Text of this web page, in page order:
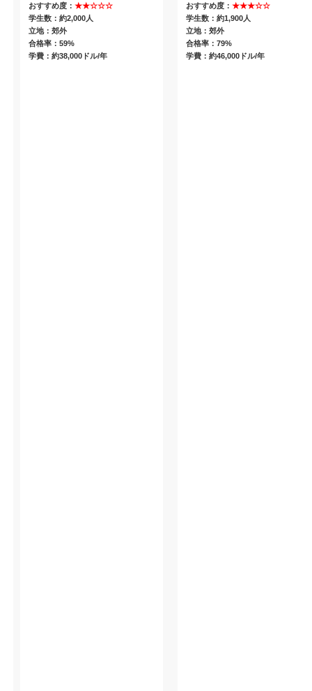
おすすめ度：★★☆☆☆
学生数：約2,000人
立地：郊外
合格率：59%
学費：約38,000ドル/年
おすすめ度： ★★★☆☆
学生数：約1,900人
立地：郊外
合格率：79%
学費：約46,000ドル/年